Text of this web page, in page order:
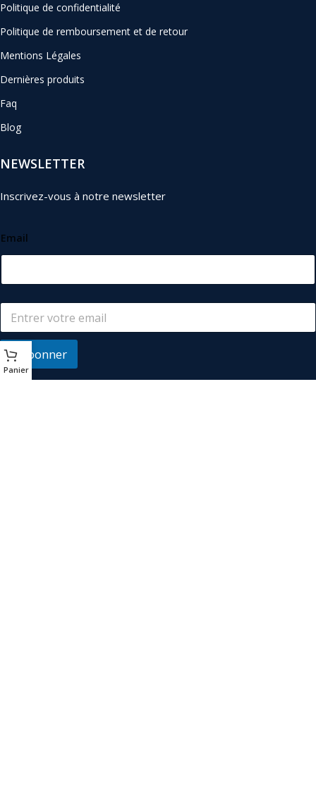
Politique de confidentialité
Politique de remboursement et de retour
Mentions Légales
Dernières produits
Faq
Blog
NEWSLETTER
Inscrivez-vous à notre newsletter
Email
S'abonner
Panier